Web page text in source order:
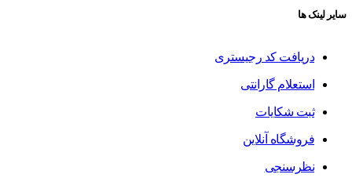
سایر لینک ها
دریافت کد رجیستری
استعلام گارانتی
ثبت شکایات
فروشگاه آنلاین
نظرسنجی